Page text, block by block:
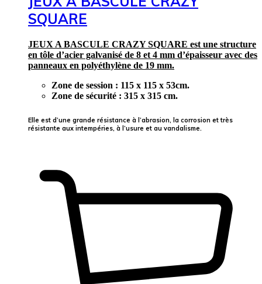
SQUARE
JEUX A BASCULE CRAZY SQUARE est une structure
en tôle d’acier galvanisé de 8 et 4 mm d’épaisseur avec des
panneaux en polyéthylène de 19 mm.
Zone de session : 115 x 115 x 53cm.
Zone de sécurité : 315 x 315 cm.
Elle est d’une grande résistance à l’abrasion, la corrosion et très
résistante aux intempéries, à l’usure et au vandalisme.